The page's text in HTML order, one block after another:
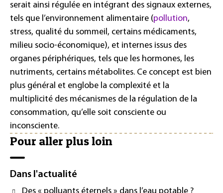
serait ainsi régulée en intégrant des signaux externes,
tels que l’environnement alimentaire (pollution,
stress, qualité du sommeil, certains médicaments,
milieu socio-économique), et internes issus des
organes périphériques, tels que les hormones, les
nutriments, certains métabolites. Ce concept est bien
plus général et englobe la complexité et la
multiplicité des mécanismes de la régulation de la
consommation, qu’elle soit consciente ou
inconsciente.
Pour aller plus loin
Dans l'actualité
Des « polluants éternels » dans l’eau potable ?